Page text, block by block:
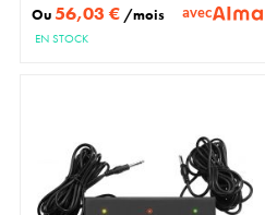
Ou56,03 € /mois avec
EN STOCK